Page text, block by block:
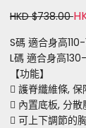
HKD $738.00
S碼 適合身高
L碼 適合身高
【功能】
 護脊纖維條,
 內置底板, 分
 可上下調節的